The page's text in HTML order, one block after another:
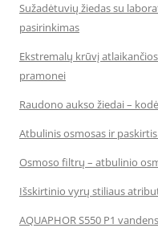
Sužadėtuvių žiedas su
pasirinkimas
Ekstremalų krūvį
pramonei
Raudono aukso žiedai –
Atbulinis osmosas ir
Osmoso filtrų – atbulinio
Išskirtinio vyrų stiliaus
AQUAPHOR S550 P1